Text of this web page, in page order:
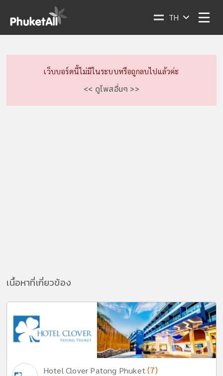
TH
เว็บบอร์ดนี้ไม่มีในระบบหรือถูกลบไปแล้วค่ะ
<< ดูโพสอื่นๆ >>
เนื้อหาที่เกี่ยวข้อง
Hotel Clover Patong Phuket(7)